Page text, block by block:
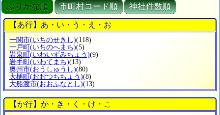
ぶりがな順 市町村コード順 神社件数順
【あ行】あ・い・う・え・お
一関市(いちのせきし)(118)
一戸町 (いちのへまち)(5)
岩泉町 (いわいずみちょう)(9)
岩手町 (いわてまち)(13)
奥州市(おうしゅうし)(80)
大槌町 (おおつちちょう)(8)
大船渡市(おおふなとし)(13)
【か行】か・き・く・け・こ